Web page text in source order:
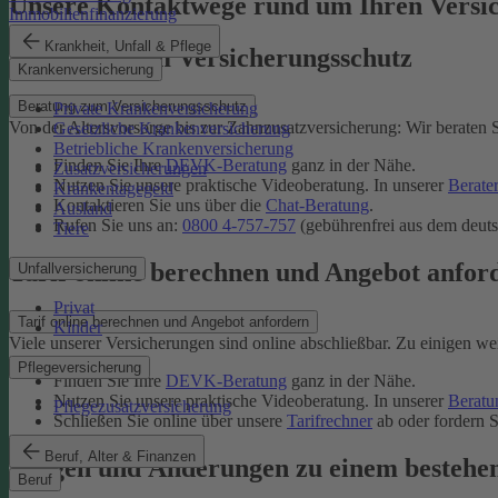
Immobilienfinanzierung
Krankheit, Unfall & Pflege
Krankenversicherung
Private Krankenversicherung
Gesetzliche Krankenversicherung
Betriebliche Krankenversicherung
Zusatzversicherungen
Krankentagegeld
Ausland
Tiere
Unfallversicherung
Privat
Kinder
Pflegeversicherung
Pflegezusatzversicherung
Beruf, Alter & Finanzen
Beruf
Beratung zum Versicherungsschutz
Beratung zum Versicherungsschutz
Von der Altersvorsorge bis zur Zahnzusatzversicherung: Wir
Finden Sie IhreDEVK-Beratung ganz in der Nähe.
Nutzen Sie unsere praktische Videoberatung. In unserer
Kontaktieren Sie uns über die Chat-Beratung.
Rufen Sie uns an: 0800 4-757-757 (gebührenfrei aus dem
Tarif online berechnen und Angebot
Tarif online berechnen und Angebot anfordern
Viele unserer Versicherungen sind online abschließbar. Zu einigen
Finden Sie Ihre DEVK-Beratung ganz in der Nähe.
Nutzen Sie unsere praktische Videoberatung. In unserer
Schließen Sie online über unsere Tarifrechner ab oder fordern
Fragen und Änderungen zu einem